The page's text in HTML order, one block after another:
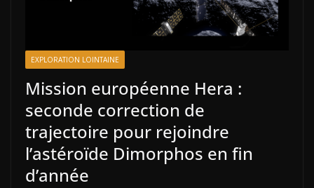
EXPLORATION LOINTAINE
Mission européenne Hera :
seconde correction de
trajectoire pour rejoindre
l’astéroïde Dimorphos en fin
d’année